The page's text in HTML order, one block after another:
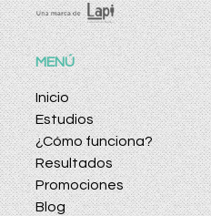
MENÚ
Inicio
Estudios
¿Cómo funciona?
Resultados
Promociones
Blog